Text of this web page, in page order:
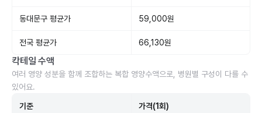
동대문구 평균가 59,000원
전국 평균가 66,130원
칵테일 수액
여러 영양 성분을 함께 조합하는 복합 영양수액으로, 병원별 구성이 다를 수
있어요.
기준 가격(1회)